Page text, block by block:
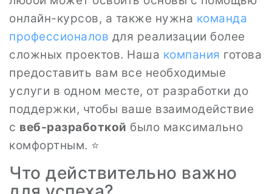
онлайн-курсов, а также нужна команда
профессионалов для реализации более
сложных проектов. Наша компания готова
предоставить вам все необходимые
услуги в одном месте, от разработки до
поддержки, чтобы ваше взаимодействие
с веб-разработкой было максимально
комфортным. ⭐
Что действительно важно